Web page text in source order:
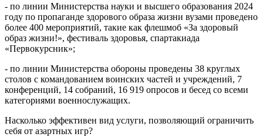
- по линии Министерства науки и высшего образования 2024
году по пропаганде здорового образа жизни вузами проведено
более 400 мероприятий, такие как флешмоб «За здоровый
образ жизни!», фестиваль здоровья, спартакиада
«Первокурсник»;
- по линии Министерства обороны проведены 38 круглых
столов с командованием воинских частей и учреждений, 7
конференций, 14 собраний, 16 919 опросов и бесед со всеми
категориями военнослужащих.
Насколько эффективен вид услуги, позволяющий ограничить
себя от азартных игр?